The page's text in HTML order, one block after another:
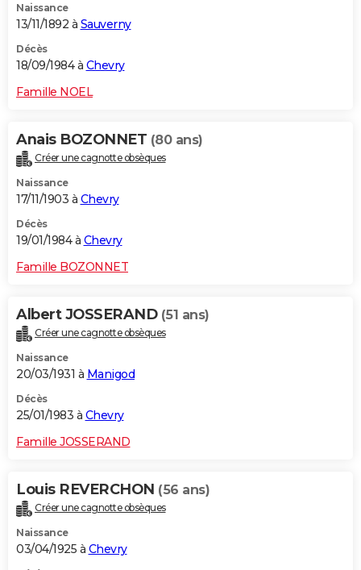
Naissance
13/11/1892 à Sauverny
Décès
18/09/1984 à Chevry
Famille NOEL
Anais BOZONNET (80 ans)
Créer une cagnotte obsèques
Naissance
17/11/1903 à Chevry
Décès
19/01/1984 à Chevry
Famille BOZONNET
Albert JOSSERAND (51 ans)
Créer une cagnotte obsèques
Naissance
20/03/1931 à Manigod
Décès
25/01/1983 à Chevry
Famille JOSSERAND
Louis REVERCHON (56 ans)
Créer une cagnotte obsèques
Naissance
03/04/1925 à Chevry